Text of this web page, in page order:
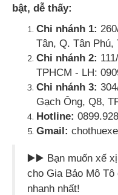
bật, dễ thấy:
Chi nhánh 1:
Tân, Q. Tân Phú,
Chi nhánh 2:
TPHCM - LH:
Chi nhánh 3:
Gạch Ông, Q8,
Hotline:
Gmail:
▶️▶️ Bạn muốn xế
cho Gia Bảo Mô
nhanh nhất!